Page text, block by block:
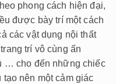
phong cách hiện đại,
được bày trí một cách
các vật dụng nội thất
trí vô cùng ấn
… cho đến những chiếc
nên một cảm giác